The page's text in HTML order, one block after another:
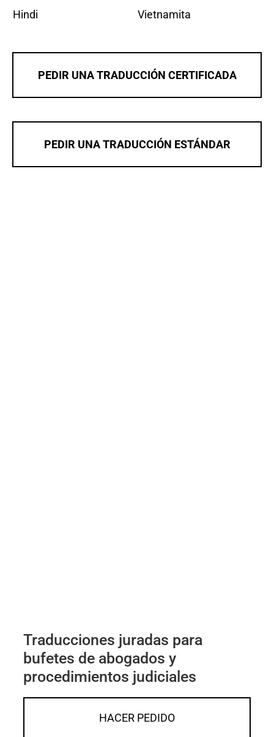
Hindi
Vietnamita
PEDIR UNA TRADUCCIÓN CERTIFICADA
PEDIR UNA TRADUCCIÓN ESTÁNDAR
Traducciones juradas para
bufetes de abogados y
procedimientos judiciales
HACER PEDIDO